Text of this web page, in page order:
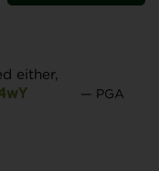
either,
— PGA